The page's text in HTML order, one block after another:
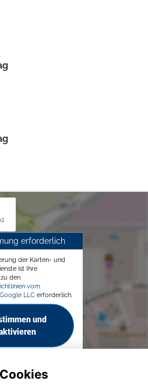
erforderlich
der Karten- und
ist Ihre
den
vom
LLC erforderlich.
und